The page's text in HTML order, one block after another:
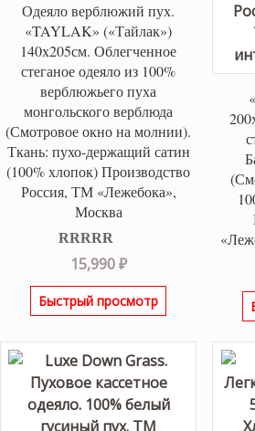
Одеяло верблюжий пух.
«TAYLAK» («Тайлак»)
140х205см. Облегченное
стеганое одеяло из 100%
верблюжьего пуха
монгольского верблюда
(Смотровое окно на молнии).
Ткань: пухо-держащий сатин
(100% хлопок) Производство
Россия, ТМ «Лежебока»,
Москва
Оценка5.00
из 5
15,990₽
Быстрый просмотр